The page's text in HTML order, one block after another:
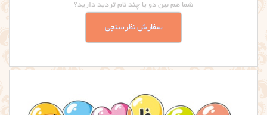
شما هم بین دو یا چند نام تردید دارید؟
سفارش نظرسنجی